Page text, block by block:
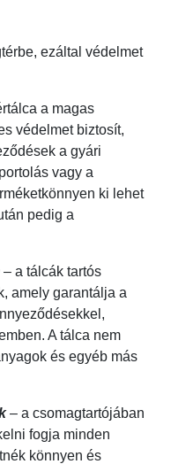
ezáltal védelmet
a magas
védelmet biztosít,
a gyári
vagy a
ki lehet
pedig a
– a tálcák tartós
amely garantálja a
A tálca nem
és egyéb más
– a csomagtartójában
fogja minden
könnyen és